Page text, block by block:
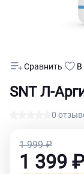
SNT Л-
0
Сравнить В
1 999 ₽
1 399 ₽